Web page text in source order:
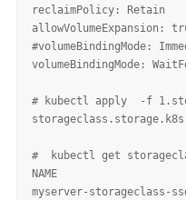
reclaimPolicy: Retain
allowVolumeExpansion:
#volumeBindingMode:
volumeBindingMode:
# kubectl apply  -f
#  kubectl get
NAME
myserver-